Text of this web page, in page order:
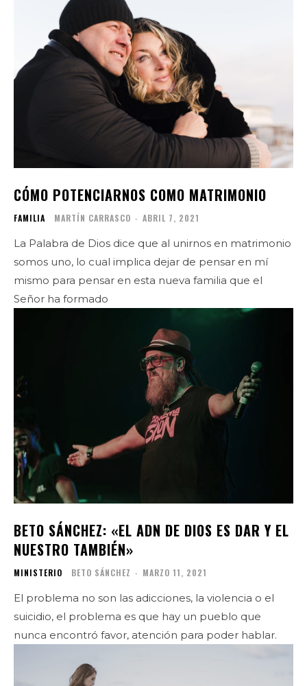
CÓMO POTENCIARNOS COMO MATRIMONIO
FAMILIA MARTÍN CARRASCO - ABRIL 7, 2021
La Palabra de Dios dice que al unirnos en matrimonio
somos uno, lo cual implica dejar de pensar en mí
mismo para pensar en esta nueva familia que el
Señor ha formado
BETO SÁNCHEZ: «EL ADN DE DIOS ES DAR Y EL
NUESTRO TAMBIÉN»
MINISTERIO BETO SÁNCHEZ - MARZO 11, 2021
El problema no son las adicciones, la violencia o el
suicidio, el problema es que hay un pueblo que
nunca encontró favor, atención para poder hablar.